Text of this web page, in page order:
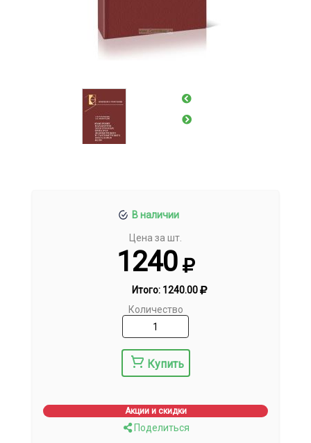
В наличии
Цена за шт.
1240
Итого: 1240.00
Количество
Купить
Акции и скидки
Поделиться